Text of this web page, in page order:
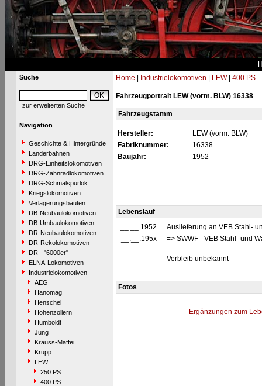
Suche
zur erweiterten Suche
Navigation
Geschichte & Hintergründe
Länderbahnen
DRG-Einheitslokomotiven
DRG-Zahnradlokomotiven
DRG-Schmalspurlok.
Kriegslokomotiven
Verlagerungsbauten
DB-Neubaulokomotiven
DB-Umbaulokomotiven
DR-Neubaulokomotiven
DR-Rekolokomotiven
DR - "6000er"
ELNA-Lokomotiven
Industrielokomotiven
AEG
Hanomag
Henschel
Hohenzollern
Humboldt
Jung
Krauss-Maffei
Krupp
LEW
250 PS
400 PS
Home Industrielokomotiven LEW| 400 PS
Fahrzeugportrait LEW (vorm. BLW) 16338
Fahrzeugstamm
Hersteller:
LEW (vorm. BLW)
Fabriknummer:
16338
Baujahr:
1952
Lebenslauf
__.__.1952
Auslieferung an VEB Stahl-
__.__.195x
=> SWWF - VEB Stahl- und
Verbleib unbekannt
Fotos
Ergänzungen zum